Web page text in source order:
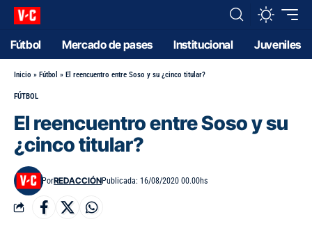
Fútbol Mercado de pases Institucional Juveniles
Inicio » Fútbol » El reencuentro entre Soso y su ¿cinco titular?
FÚTBOL
El reencuentro entre Soso y su
¿cinco titular?
PorREDACCIÓNPublicada: 16/08/2020 00.00hs